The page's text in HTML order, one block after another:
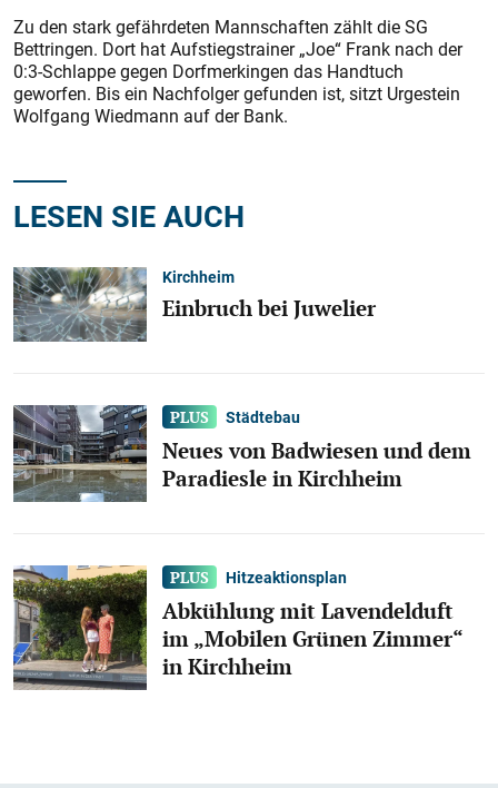
Zu den stark gefährdeten Mannschaften zählt die SG
Bettringen. Dort hat Aufstiegstrainer „Joe“ Frank nach der
0:3-Schlappe gegen Dorfmerkingen das Handtuch
geworfen. Bis ein Nachfolger gefunden ist, sitzt Urgestein
Wolfgang Wiedmann auf der Bank.
LESEN SIE AUCH
Kirchheim
Einbruch bei Juwelier
Städtebau
Neues von Badwiesen und dem
Paradiesle in Kirchheim
Hitzeaktionsplan
Abkühlung mit Lavendelduft
im „Mobilen Grünen Zimmer“
in Kirchheim